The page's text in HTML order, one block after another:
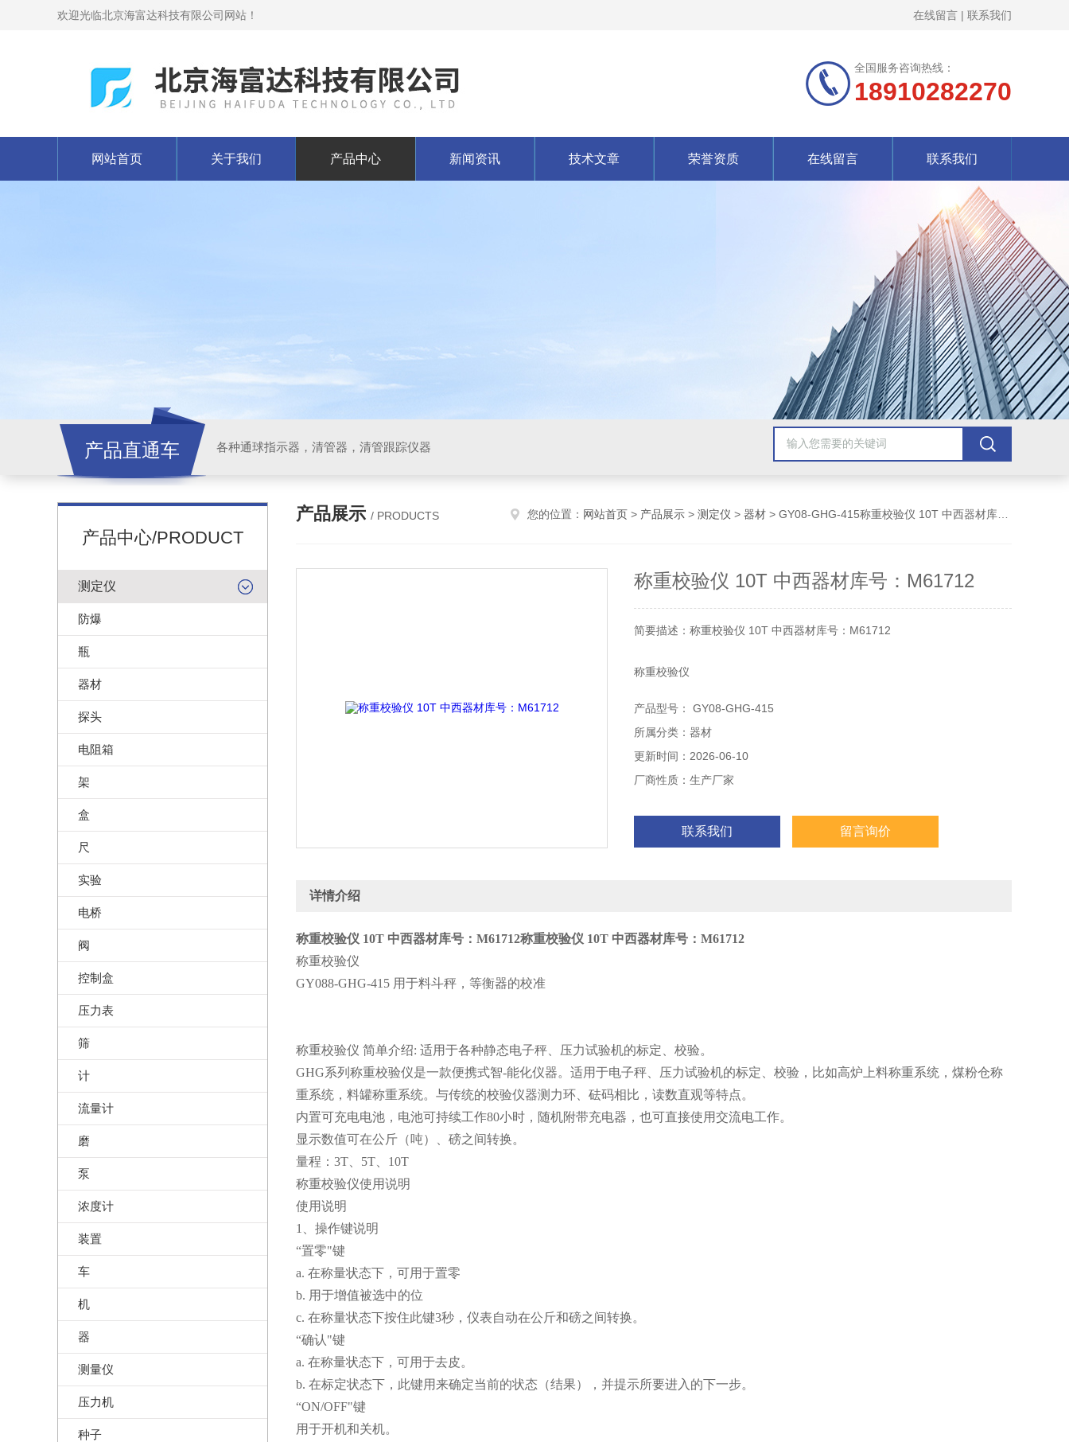
欢迎光临北京海富达科技有限公司网站！ 在线留言 | 联系我们
全国服务咨询热线：
18910282270
网站首页 关于我们 产品中心 新闻资讯 技术文章 荣誉资质 在线留言 联系我们
产品直通车 各种通球指示器，清管器，清管跟踪仪器
产品中心/PRODUCT
测定仪
防爆
瓶
器材
探头
电阻箱
架
盒
尺
实验
电桥
阀
控制盒
压力表
筛
计
流量计
磨
泵
浓度计
装置
车
机
器
测量仪
压力机
种子
产品展示 / PRODUCTS 您的位置： 网站首页 > 产品展示 > 测定仪 > 器材 > GY08-GHG-415称重校验仪 10T 中西器材库号：M61712
称重校验仪 10T 中西器材库号：M61712
简要描述：称重校验仪 10T 中西器材库号：M61712
称重校验仪
产品型号： GY08-GHG-415
所属分类：器材
更新时间：2026-06-10
厂商性质：生产厂家
联系我们 留言询价
详情介绍
称重校验仪 10T 中西器材库号：M61712称重校验仪 10T 中西器材库号：M61712
称重校验仪
GY088-GHG-415 用于料斗秤，等衡器的校准
称重校验仪 简单介绍: 适用于各种静态电子秤、压力试验机的标定、校验。
GHG系列称重校验仪是一款便携式智-能化仪器。适用于电子秤、压力试验机的标定、校验，比如高炉上料称重系统，煤粉仓称
重系统，料罐称重系统。与传统的校验仪器测力环、砝码相比，读数直观等特点。
内置可充电电池，电池可持续工作80小时，随机附带充电器，也可直接使用交流电工作。
显示数值可在公斤（吨）、磅之间转换。
量程：3T、5T、10T
称重校验仪使用说明
使用说明
1、操作键说明
“置零"键
a. 在称量状态下，可用于置零
b. 用于增值被选中的位
c. 在称量状态下按住此键3秒，仪表自动在公斤和磅之间转换。
“确认"键
a. 在称量状态下，可用于去皮。
b. 在标定状态下，此键用来确定当前的状态（结果），并提示所要进入的下一步。
“ON/OFF"键
用于开机和关机。